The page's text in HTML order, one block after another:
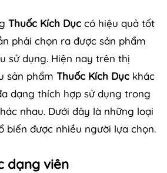
Thuốc Kích Dục có hiệu quả tốt
phải chọn ra được sản phẩm
sử dụng. Hiện nay trên thị
sản phẩm Thuốc Kích Dục khác
dạng thích hợp sử dụng trong
nhau. Dưới đây là những loại
biến được nhiều người lựa chọn.
dạng viên